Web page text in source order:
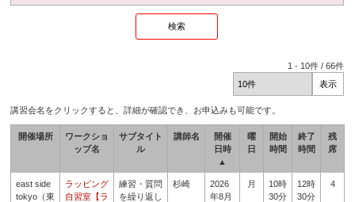
1 - 10件 /66件
講習会名をクリックすると、詳細が確認でき、お申込みも可能です。
開催場所
ワークショ
ップ名
サブタイト
ル
講師名
開催
日時
▲
曜
日
開始
時間
終了
時間
残
席
east side
tokyo（東
ラッピング
自習室【ラ
練習・質問
を繰り返し
杉崎
2026
年8月
月
10時
30分
12時
30分
4